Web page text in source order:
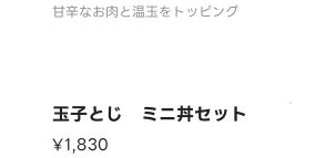
甘辛なお肉と温玉をトッピング
玉子とじ ミニ丼セット
¥1,830